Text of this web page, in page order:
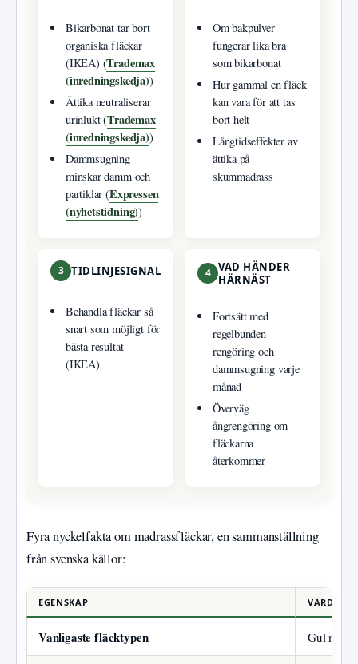
Bikarbonat tar bort
organiska fläckar
(IKEA) (Trademax
(inredningskedja))
Ättika neutraliserar
urinlukt (Trademax
(inredningskedja))
Dammsugning
minskar damm och
partiklar (Expressen
(nyhetstidning))
Om bakpulver
fungerar lika bra
som bikarbonat
Hur gammal en fläck
kan vara för att tas
bort helt
Långtidseffekter av
ättika på
skummadrass
3 TIDLINJESIGNAL
Behandla fläckar så
snart som möjligt för
bästa resultat
(IKEA)
4 VAD HÄNDER
HÄRNÄST
Fortsätt med
regelbunden
rengöring och
dammsugning varje
månad
Överväg
ångrengöring om
fläckarna
återkommer
Fyra nyckelfakta om madrassfläckar, en sammanställning
från svenska källor:
EGENSKAP VÄRDE
Vanligaste fläcktypen Gul